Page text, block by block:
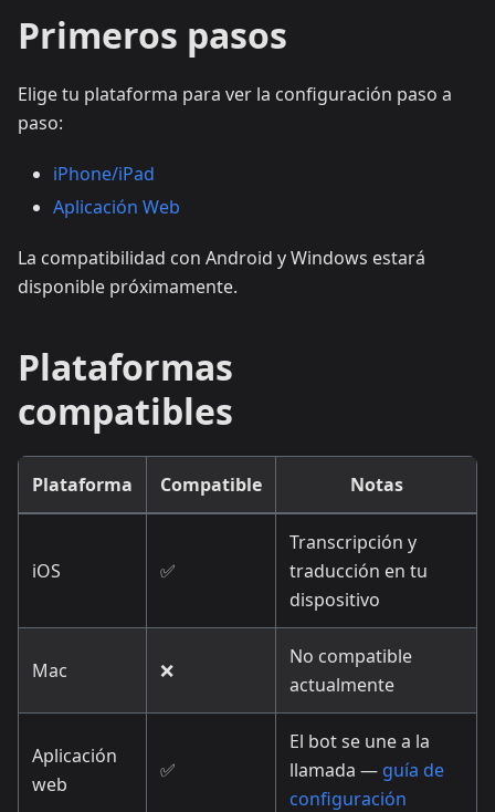
Primeros pasos
Elige tu plataforma para ver la configuración paso a
paso:
iPhone/iPad
Aplicación Web
La compatibilidad con Android y Windows estará
disponible próximamente.
Plataformas
compatibles
Plataforma Compatible Notas
iOS ✅
Transcripción y
traducción en tu
dispositivo
Mac ❌
No compatible
actualmente
Aplicación
web
✅
El bot se une a la
llamada — guía de
configuración